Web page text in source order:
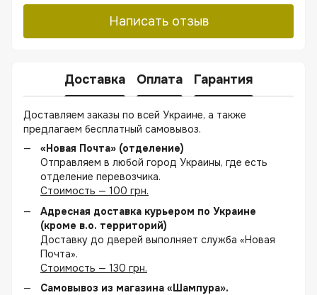
Написать отзыв
Доставка Оплата Гарантия
Доставляем заказы по всей Украине, а также
предлагаем бесплатный самовывоз.
«Новая Почта» (отделение)
Отправляем в любой город Украины, где есть
отделение перевозчика.
Стоимость — 100 грн.
Адресная доставка курьером по Украине
(кроме в.о. территорий)
Доставку до дверей выполняет служба «Новая
Почта».
Стоимость — 130 грн.
Самовывоз из магазина «Шампура».